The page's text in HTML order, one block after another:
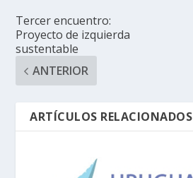
Tercer encuentro:
Proyecto de izquierda
sustentable
ANTERIOR
ARTÍCULOS RELACIONADOS